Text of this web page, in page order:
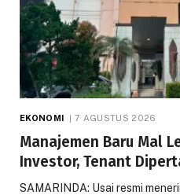
EKONOMI 7 AGUSTUS 2026
Manajemen Baru Mal
Investor, Tenant
SAMARINDA: Usai resmi